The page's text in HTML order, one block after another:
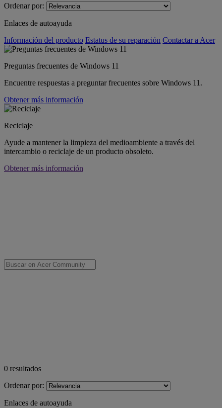
Ordenar por:
Enlaces de autoayuda
Información del producto Estatus de su reparación Contactar a Acer
Preguntas frecuentes de Windows 11
Encuentre respuestas a preguntar frecuentes sobre Windows 11.
Obtener más información
Reciclaje
Ayude a mantener la limpieza del medioambiente a través del
intercambio o reciclaje de un producto obsoleto.
Obtener más información
0 resultados
Ordenar por:
Enlaces de autoayuda